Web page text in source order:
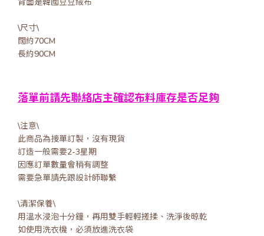
\尺寸\
闊約70CM
長約90CM
落單前請先聯絡店主確認布料庫存是否足夠
\注意\
此商品為接單訂製，沒有現貨
訂造一般需要2-3星期
因應訂單數量會稍有調整
需要急單請先跟設計師聯繫
\清潔保養\
用溫水浸泡十分鐘，再用雙手輕輕搓揉、洗淨後晾乾
如使用洗衣機，必須放進洗衣袋